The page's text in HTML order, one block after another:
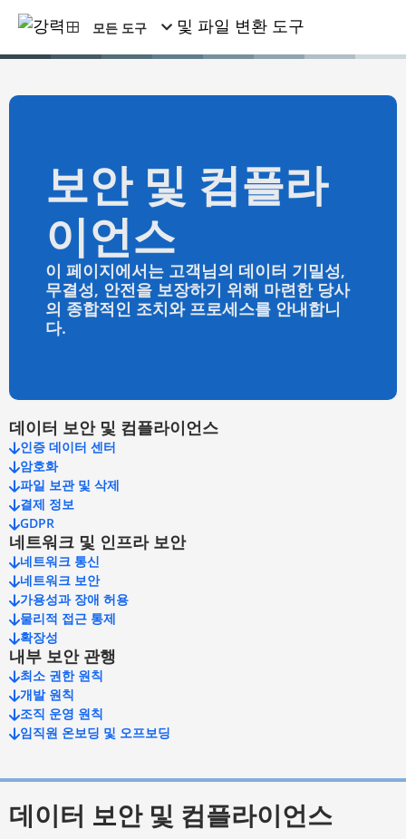
모든 도구
보안 및 컴플라
이언스
이 페이지에서는 고객님의 데이터 기밀성,
무결성, 안전을 보장하기 위해 마련한 당사
의 종합적인 조치와 프로세스를 안내합니
다.
데이터 보안 및 컴플라이언스
인증 데이터 센터
암호화
파일 보관 및 삭제
결제 정보
GDPR
네트워크 및 인프라 보안
네트워크 통신
네트워크 보안
가용성과 장애 허용
물리적 접근 통제
확장성
내부 보안 관행
최소 권한 원칙
개발 원칙
조직 운영 원칙
임직원 온보딩 및 오프보딩
데이터 보안 및 컴플라이언스